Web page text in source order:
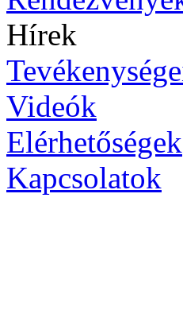
Hírek
Videók
Elérhetőségek
Kapcsolatok